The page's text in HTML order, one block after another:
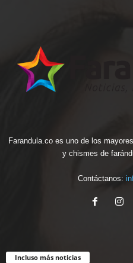
Farandula.co es uno de los
y chismes de
Contáctanos:
Incluso más noticias